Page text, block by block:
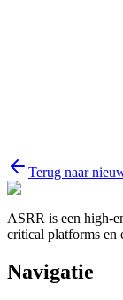
Terug naar
ASRR is een high-
critical platforms en
Navigatie